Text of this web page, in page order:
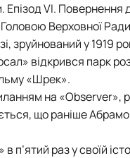
Епізод VI. Повернення
Головою Верховної
зруйнований у 1919
відкрився парк
«Шрек».
на «Observer»,
що раніше
раз у своїй